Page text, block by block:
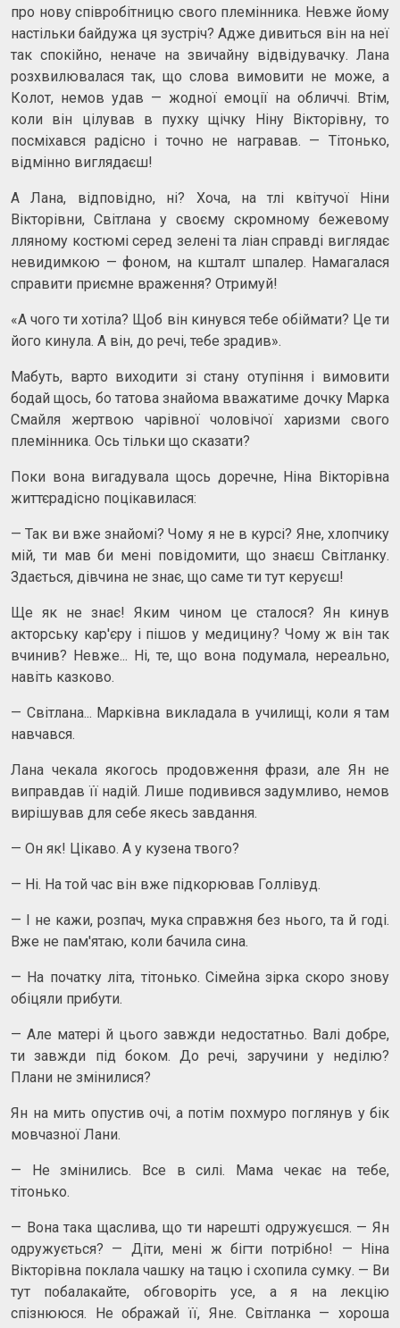
про нову співробітницю свого племінника. Невже йому
настільки байдужа ця зустріч? Адже дивиться він на неї
так спокійно, неначе на звичайну відвідувачку. Лана
розхвилювалася так, що слова вимовити не може, а
Колот, немов удав — жодної емоції на обличчі. Втім,
коли він цілував в пухку щічку Ніну Вікторівну, то
посміхався радісно і точно не награвав. — Тітонько,
відмінно виглядаєш!
А Лана, відповідно, ні? Хоча, на тлі квітучої Ніни
Вікторівни, Світлана у своєму скромному бежевому
лляному костюмі серед зелені та ліан справді виглядає
невидимкою — фоном, на кшталт шпалер. Намагалася
справити приємне враження? Отримуй!
«А чого ти хотіла? Щоб він кинувся тебе обіймати? Це ти
його кинула. А він, до речі, тебе зрадив».
Мабуть, варто виходити зі стану отупіння і вимовити
бодай щось, бо татова знайома вважатиме дочку Марка
Смайля жертвою чарівної чоловічої харизми свого
племінника. Ось тільки що сказати?
Поки вона вигадувала щось доречне, Ніна Вікторівна
життєрадісно поцікавилася:
— Так ви вже знайомі? Чому я не в курсі? Яне, хлопчику
мій, ти мав би мені повідомити, що знаєш Світланку.
Здається, дівчина не знає, що саме ти тут керуєш!
Ще як не знає! Яким чином це сталося? Ян кинув
акторську кар'єру і пішов у медицину? Чому ж він так
вчинив? Невже... Ні, те, що вона подумала, нереально,
навіть казково.
— Світлана... Марківна викладала в училищі, коли я там
навчався.
Лана чекала якогось продовження фрази, але Ян не
виправдав її надій. Лише подивився задумливо, немов
вирішував для себе якесь завдання.
— Он як! Цікаво. А у кузена твого?
— Ні. На той час він вже підкорював Голлівуд.
— І не кажи, розпач, мука справжня без нього, та й годі.
Вже не пам'ятаю, коли бачила сина.
— На початку літа, тітонько. Сімейна зірка скоро знову
обіцяли прибути.
— Але матері й цього завжди недостатньо. Валі добре,
ти завжди під боком. До речі, заручини у неділю?
Плани не змінилися?
Ян на мить опустив очі, а потім похмуро поглянув у бік
мовчазної Лани.
— Не змінились. Все в силі. Мама чекає на тебе,
тітонько.
— Вона така щаслива, що ти нарешті одружуєшся. — Ян
одружується? — Діти, мені ж бігти потрібно! — Ніна
Вікторівна поклала чашку на тацю і схопила сумку. — Ви
тут побалакайте, обговоріть усе, а я на лекцію
спізнююся. Не ображай її, Яне. Світланка — хороша